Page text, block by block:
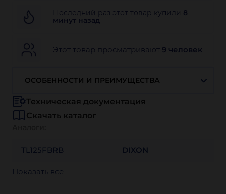
Последний раз этот товар купили 8
минут назад
Этот товар просматривают 9 человек
ОСОБЕННОСТИ И ПРЕИМУЩЕСТВА
Техническая документация
Скачать каталог
TL125FBRB DIXON
Показать всё